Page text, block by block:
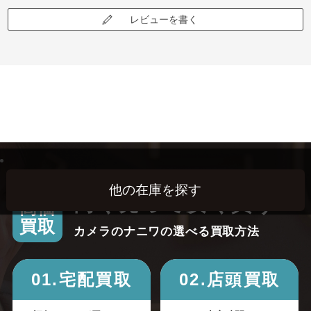
レビューを書く
高価
買取
高く売って安く買う！
カメラのナニワの選べる買取方法
01.宅配買取 02.店頭買取